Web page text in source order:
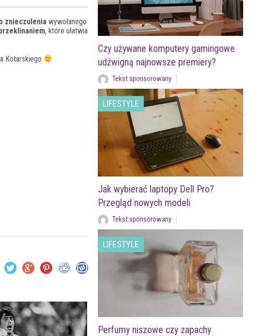
znieczulenia wywołanego
, które ułatwia
Kotarskiego
Czy używane komputery gamingowe
udźwigną najnowsze premiery?
Tekst sponsorowany
LIFESTYLE
Jak wybierać laptopy Dell Pro?
Przegląd nowych modeli
Tekst sponsorowany
LIFESTYLE
Perfumy niszowe czy zapachy